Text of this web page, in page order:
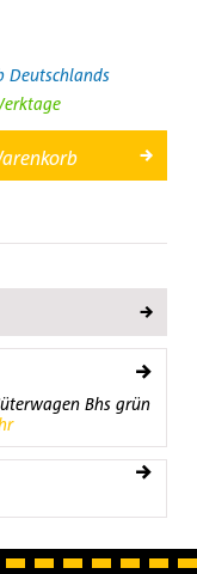
Deutschlands
Bhs grün